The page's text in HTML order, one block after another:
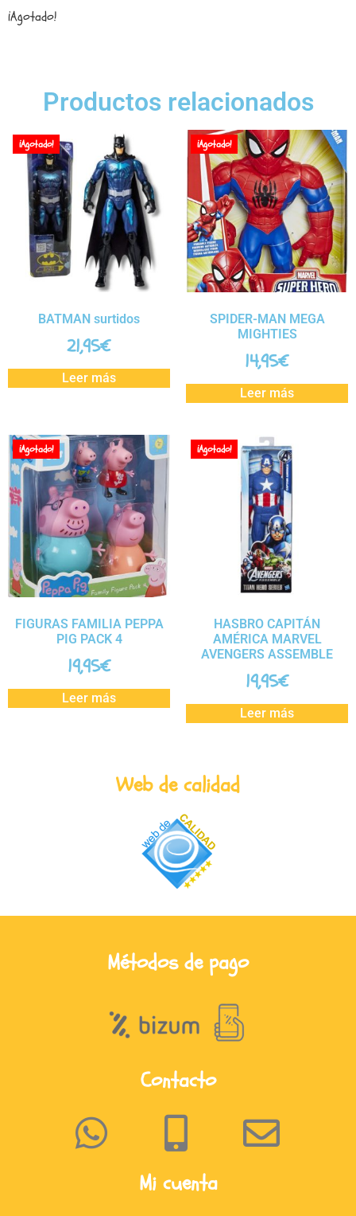
¡Agotado!
Productos relacionados
¡Agotado!
BATMAN surtidos
21,95€
Leer más
¡Agotado!
SPIDER-MAN MEGA
MIGHTIES
14,95€
Leer más
¡Agotado!
FIGURAS FAMILIA PEPPA
PIG PACK 4
19,95€
Leer más
¡Agotado!
HASBRO CAPITÁN
AMÉRICA MARVEL
AVENGERS ASSEMBLE
19,95€
Leer más
Web de calidad
Métodos de pago
Contacto
Mi cuenta